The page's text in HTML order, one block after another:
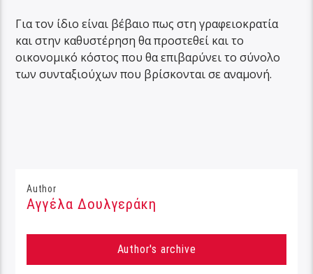
Για τον ίδιο είναι βέβαιο πως στη γραφειοκρατία
και στην καθυστέρηση θα προστεθεί και το
οικονομικό κόστος που θα επιβαρύνει το σύνολο
των συνταξιούχων που βρίσκονται σε αναμονή.
Author
Αγγέλα Δουλγεράκη
Author's archive